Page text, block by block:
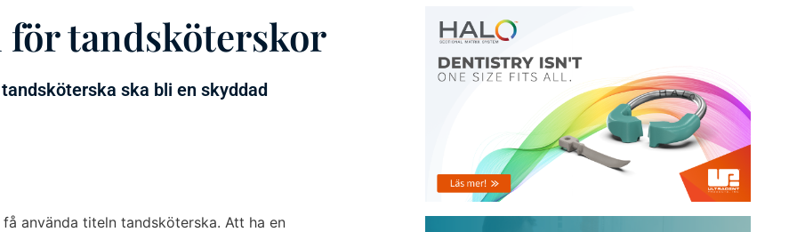
tandsköterskor
ska bli en skyddad
använda titeln tandsköterska. Att ha en